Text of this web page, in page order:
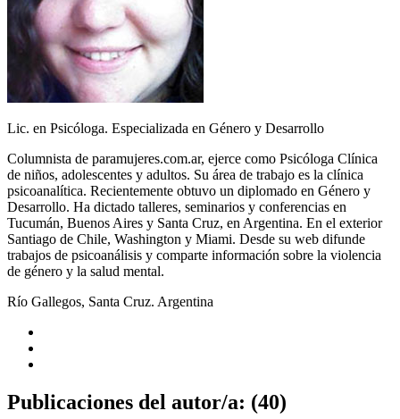
Lic. en Psicóloga. Especializada en Género y Desarrollo
Columnista de paramujeres.com.ar, ejerce como Psicóloga Clínica
de niños, adolescentes y adultos. Su área de trabajo es la clínica
psicoanalítica. Recientemente obtuvo un diplomado en Género y
Desarrollo. Ha dictado talleres, seminarios y conferencias en
Tucumán, Buenos Aires y Santa Cruz, en Argentina. En el exterior
Santiago de Chile, Washington y Miami. Desde su web difunde
trabajos de psicoanálisis y comparte información sobre la violencia
de género y la salud mental.
Río Gallegos, Santa Cruz. Argentina
Publicaciones del autor/a: (40)